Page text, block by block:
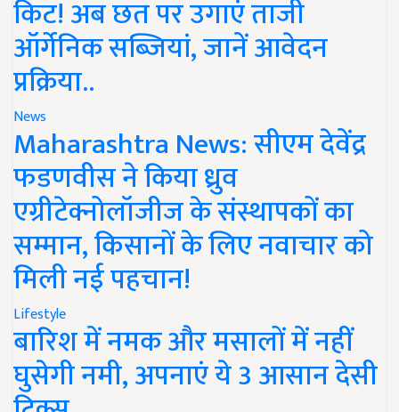
किट! अब छत पर उगाएं ताजी
ऑर्गेनिक सब्जियां, जानें आवेदन
प्रक्रिया..
News
Maharashtra News: सीएम देवेंद्र
फडणवीस ने किया ध्रुव
एग्रीटेक्नोलॉजीज के संस्थापकों का
सम्मान, किसानों के लिए नवाचार को
मिली नई पहचान!
Lifestyle
बारिश में नमक और मसालों में नहीं
घुसेगी नमी, अपनाएं ये 3 आसान देसी